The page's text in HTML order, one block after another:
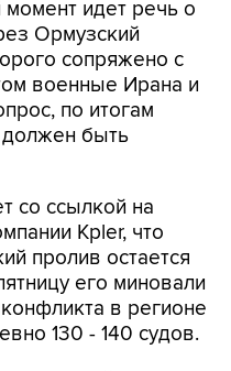
сопряжено с
военные Ирана и
по итогам
должен быть
ссылкой на
пролив остается
его миновали
в регионе
130 - 140 судов.
со ссылкой на